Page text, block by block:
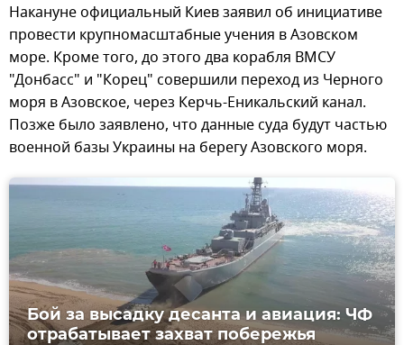
Накануне официальный Киев заявил об инициативе
провести крупномасштабные учения в Азовском
море. Кроме того, до этого два корабля ВМСУ
"Донбасс" и "Корец" совершили переход из Черного
моря в Азовское, через Керчь-Еникальский канал.
Позже было заявлено, что данные суда будут частью
военной базы Украины на берегу Азовского моря.
Бой за высадку десанта и авиация: ЧФ
отрабатывает захват побережья